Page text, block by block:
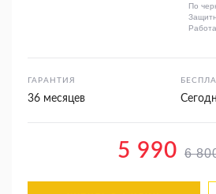
По
ГАРАНТИЯ
36 месяцев
5 990 6